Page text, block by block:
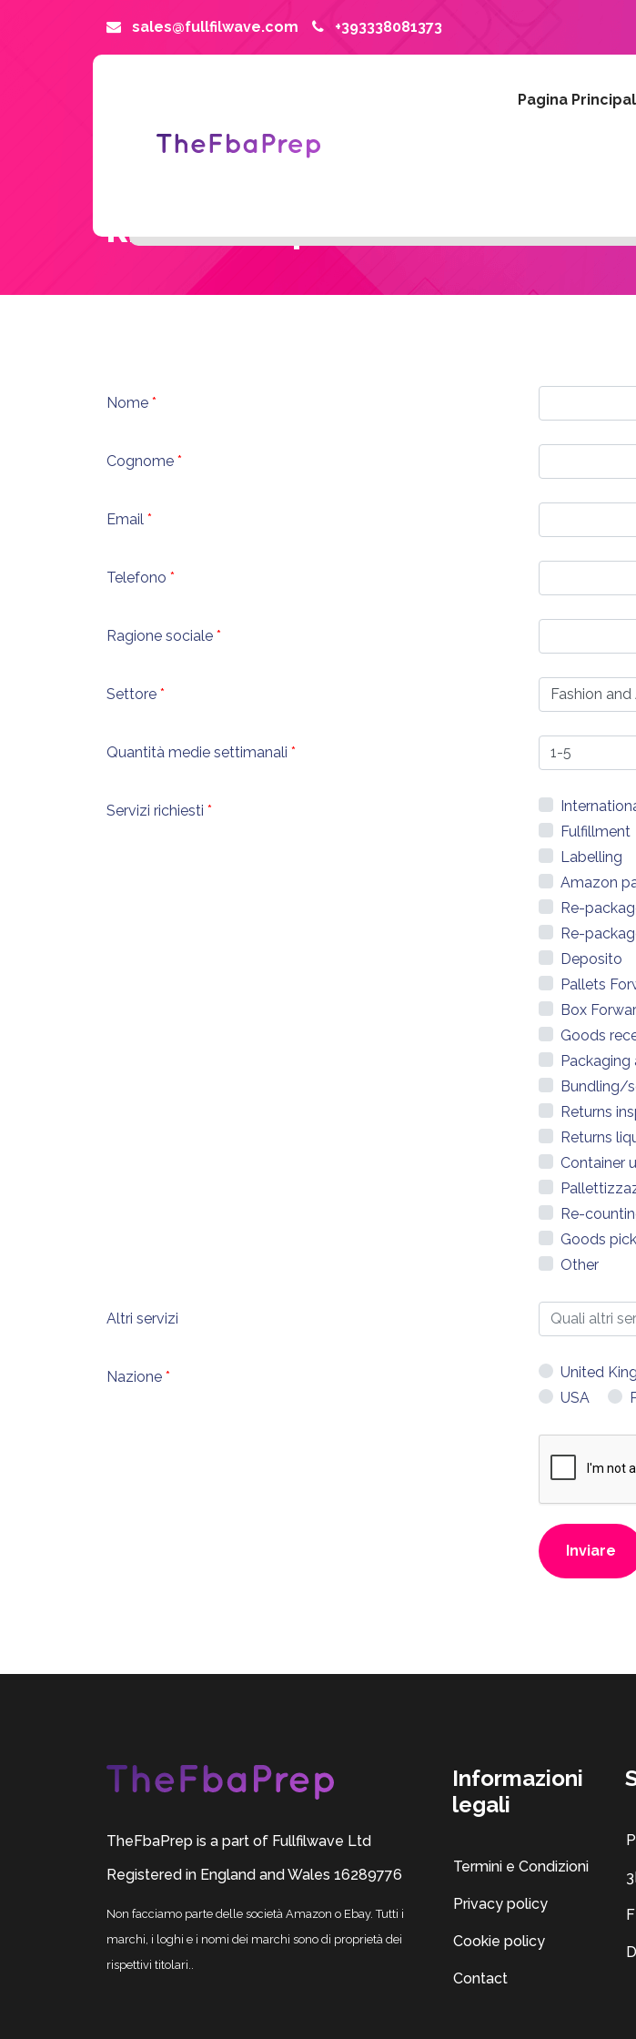
sales@fullfilwave.com +393338081373
Pagina
Richiedi un preventivo
Nome
Cognome
Email
Telefono
Ragione sociale
Settore
Quantità medie settimanali
Servizi richiesti
Fulfillment
Labelling
Amazon
Re-
Re-
Deposito
Pallets
Box
Goods
Packaging
Bundling/
Returns
Returns
Container
Re-
Goods
Other
Altri servizi
Nazione United
USA
Inviare
TheFbaPrep is a part of Fullfilwave Ltd
Registered in England and Wales 16289776
Non facciamo parte delle società Amazon o Ebay. Tutti i
marchi, i loghi e i nomi dei marchi sono di proprietà dei
rispettivi titolari..
Informazioni
legali
Termini e Condizioni
Privacy policy
Cookie policy
Contact